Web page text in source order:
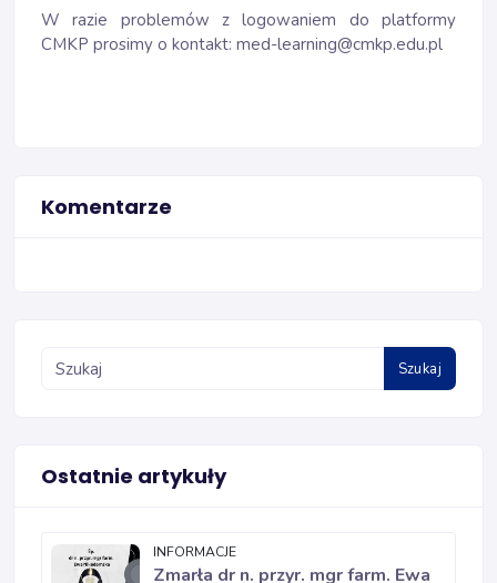
W razie problemów z logowaniem do platformy
CMKP prosimy o kontakt: med-learning@cmkp.edu.pl
Komentarze
Szukaj
Ostatnie artykuły
INFORMACJE
Zmarła dr n. przyr. mgr farm. Ewa